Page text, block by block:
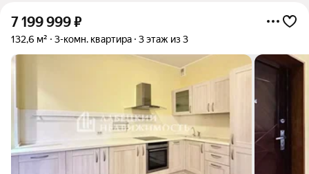
7 199 999₽
132,6 м² 3-комн. квартира 3 этаж из 3